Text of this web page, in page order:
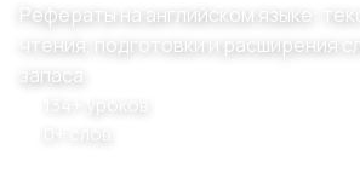
Рефераты на английском языке:
чтения, подготовки и расширения
запаса.
134+ уроков